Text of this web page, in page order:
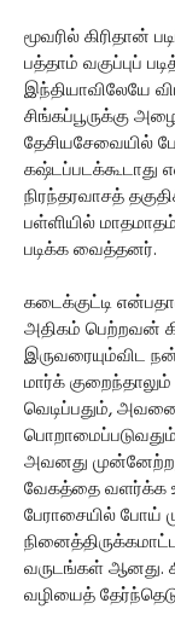
மூவரில் கிரிதான்
பத்தாம் வகுப்புப்
இந்தியாவிலேயே
சிங்கப்பூருக்கு
தேசியசேவையில்
கஷ்டப்படக்கூடாது
நிரந்தரவாசத்
பள்ளியில்
படிக்க வைத்தனர்.
கடைக்குட்டி
அதிகம் பெற்றவன்
இருவரையும்விட
மார்க்
வெடிப்பதும்,
அவனது
வேகத்தை வளர்க்க
பேராசையில் போய்
வருடங்கள் ஆனது.
வழியைத்